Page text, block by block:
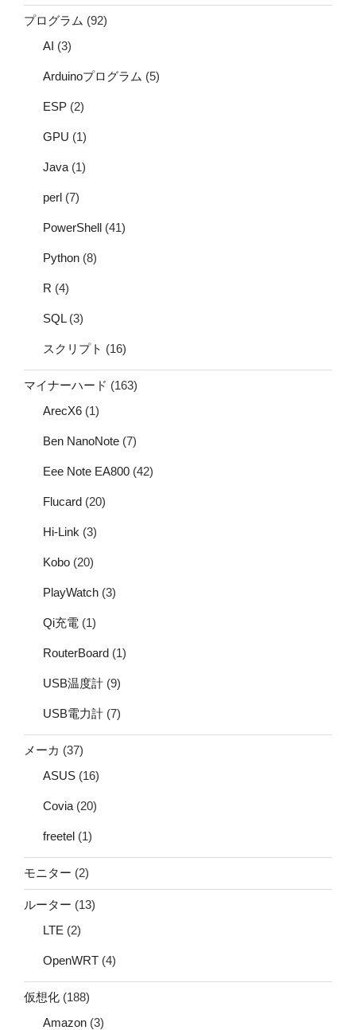
プログラム (92)
AI (3)
Arduinoプログラム (5)
ESP (2)
GPU (1)
Java (1)
perl (7)
PowerShell (41)
Python (8)
R (4)
SQL(3)
スクリプト (16)
マイナーハード (163)
ArecX6 (1)
Ben NanoNote (7)
Eee Note EA800 (42)
Flucard (20)
Hi-Link (3)
Kobo (20)
PlayWatch (3)
Qi充電 (1)
RouterBoard (1)
USB温度計 (9)
USB電力計 (7)
メーカ (37)
ASUS (16)
Covia (20)
freetel (1)
モニター (2)
ルーター (13)
LTE (2)
OpenWRT (4)
仮想化 (188)
Amazon (3)